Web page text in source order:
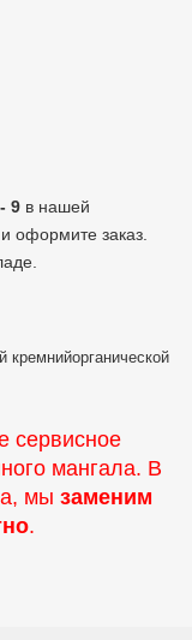
9 в нашей
оформите заказ.
кремнийорганической
сервисное
мангала. В
мы заменим
.